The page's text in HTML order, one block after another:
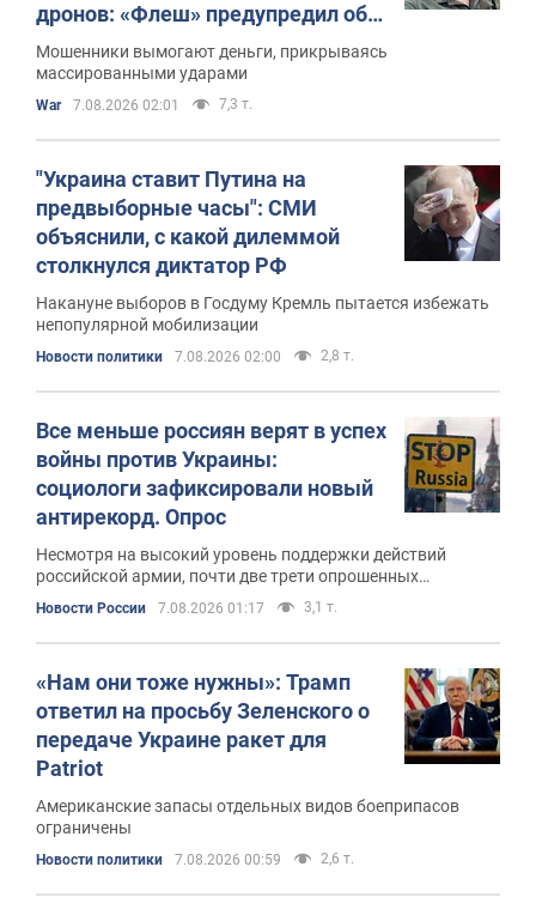
дронов: «Флеш» предупредил об
опасности
Мошенники вымогают деньги, прикрываясь
массированными ударами
War 7.08.2026 02:01 7,3 т.
"Украина ставит Путина на
предвыборные часы": СМИ
объяснили, с какой дилеммой
столкнулся диктатор РФ
Накануне выборов в Госдуму Кремль пытается избежать
непопулярной мобилизации
Новости политики 7.08.2026 02:00 2,8 т.
Все меньше россиян верят в успех
войны против Украины:
социологи зафиксировали новый
антирекорд. Опрос
Несмотря на высокий уровень поддержки действий
российской армии, почти две трети опрошенных
выступают за начало мирных переговоров
Новости России 7.08.2026 01:17 3,1 т.
«Нам они тоже нужны»: Трамп
ответил на просьбу Зеленского о
передаче Украине ракет для
Patriot
Американские запасы отдельных видов боеприпасов
ограничены
Новости политики 7.08.2026 00:59 2,6 т.